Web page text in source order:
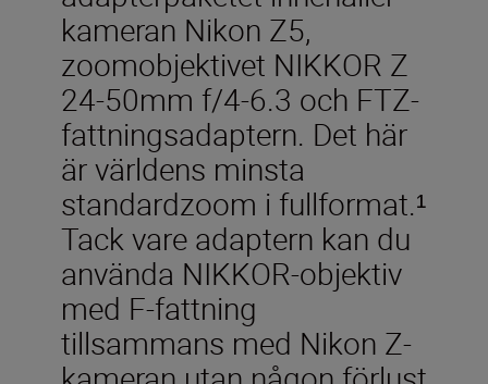
kameran Nikon Z5,
zoomobjektivet NIKKOR Z
24-50mm f/4-6.3 och FTZ-
fattningsadaptern. Det här
är världens minsta
standardzoom i fullformat.¹
Tack vare adaptern kan du
använda NIKKOR-objektiv
med F-fattning
tillsammans med Nikon Z-